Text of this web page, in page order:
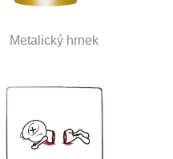
Metalický hrnek